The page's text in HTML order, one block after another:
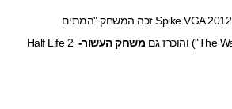
Spike VGA 2012זכה המשחק "המתים
משחק העשור-